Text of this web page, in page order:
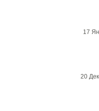
17
20